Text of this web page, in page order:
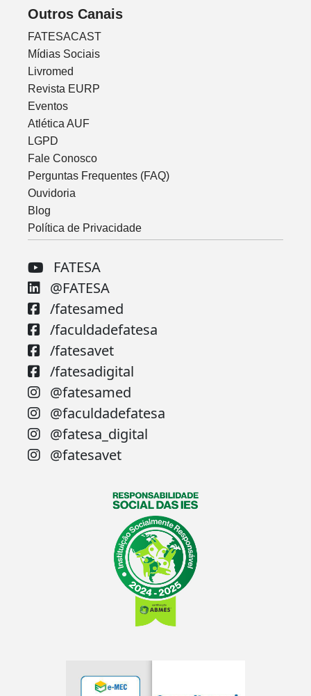
Outros Canais
FATESACAST
Mídias Sociais
Livromed
Revista EURP
Eventos
Atlética AUF
LGPD
Fale Conosco
Perguntas Frequentes (FAQ)
Ouvidoria
Blog
Política de Privacidade
FATESA
@FATESA
/fatesamed
/faculdadefatesa
/fatesavet
/fatesadigital
@fatesamed
@faculdadefatesa
@fatesa_digital
@fatesavet